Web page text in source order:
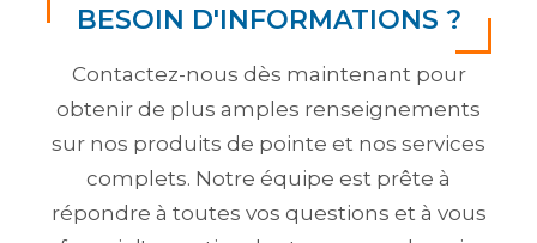
BESOIN D'INFORMATIONS ?
Contactez-nous dès maintenant pour
obtenir de plus amples renseignements
sur nos produits de pointe et nos services
complets. Notre équipe est prête à
répondre à toutes vos questions et à vous